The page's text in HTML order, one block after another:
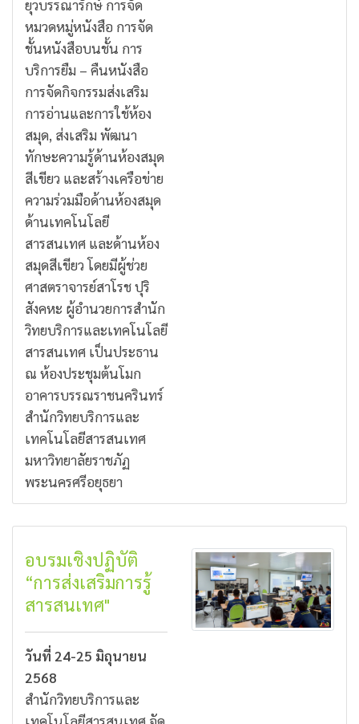
ยุวบรรณารักษ์ การจัด
หมวดหมู่หนังสือ การจัด
ชั้นหนังสือบนชั้น การ
บริการยืม – คืนหนังสือ
การจัดกิจกรรมส่งเสริม
การอ่านและการใช้ห้อง
สมุด, ส่งเสริม พัฒนา
ทักษะความรู้ด้านห้องสมุด
สีเขียว และสร้างเครือข่าย
ความร่วมมือด้านห้องสมุด
ด้านเทคโนโลยี
สารสนเทศ และด้านห้อง
สมุดสีเขียว โดยมีผู้ช่วย
ศาสตราจารย์สาโรช ปุริ
สังคหะ ผู้อำนวยการสำนัก
วิทยบริการและเทคโนโลยี
สารสนเทศ เป็นประธาน
ณ ห้องประชุมต้นโมก
อาคารบรรณราชนครินทร์
สำนักวิทยบริการและ
เทคโนโลยีสารสนเทศ
มหาวิทยาลัยราชภัฏ
พระนครศรีอยุธยา
อบรมเชิงปฏิบัติ
“การส่งเสริมการรู้
สารสนเทศ"
วันที่ 24-25 มิถุนายน
2568
สำนักวิทยบริการและ